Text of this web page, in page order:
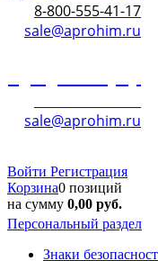
8-800-555-41-17
sale@aprohim.ru
sale@aprohim.ru
Войти Регистрация
Корзина0 позиций
на сумму 0,00 руб.
Персональный раздел
Знаки